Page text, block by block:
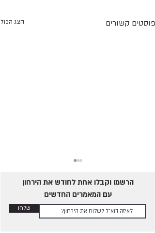
פוסטים קשורים הצג הכול
הרשמו וקבלו אחת לחודש את הירחון
עם המאמרים החדשים
שלחו